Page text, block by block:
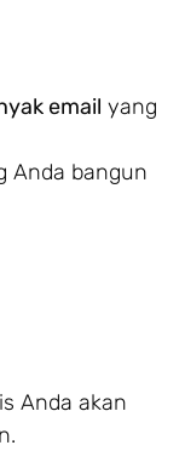
email yang
Anda bangun
Anda akan